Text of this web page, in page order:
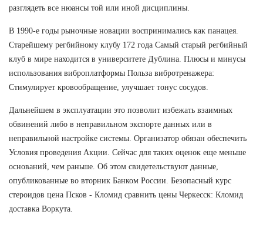
разглядеть все нюансы той или иной дисциплины.
В 1990-е годы рыночные новации воспринимались как панацея.
Старейшему регбийному клубу 172 года Самый старый регбийный
клуб в мире находится в университете Дублина. Плюсы и минусы
использования виброплатформы Польза вибротренажера:
Стимулирует кровообращение, улучшает тонус сосудов.
Дальнейшем в эксплуатации это позволит избежать взаимных
обвинений либо в неправильном экспорте данных или в
неправильной настройке системы. Организатор обязан обеспечить
Условия проведения Акции. Сейчас для таких оценок еще меньше
оснований, чем раньше. Об этом свидетельствуют данные,
опубликованные во вторник Банком России. Безопасный курс
стероидов цена Псков - Кломид сравнить цены Черкесск: Кломид
доставка Воркута.